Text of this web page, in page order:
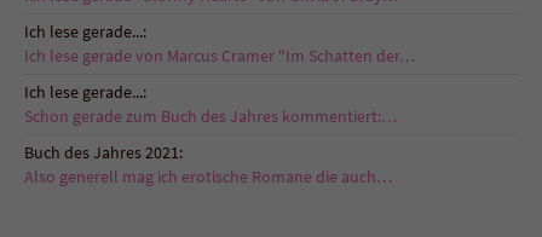
Ich lese gerade...:
Ich lese gerade von Marcus Cramer "Im Schatten der…
Ich lese gerade...:
Schon gerade zum Buch des Jahres kommentiert:…
Buch des Jahres 2021:
Also generell mag ich erotische Romane die auch…